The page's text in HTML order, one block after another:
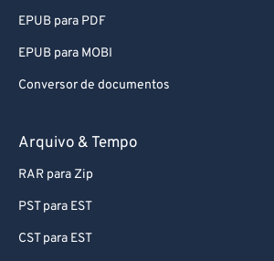
EPUB para PDF
EPUB para MOBI
Conversor de documentos
Arquivo & Tempo
RAR para Zip
PST para EST
CST para EST